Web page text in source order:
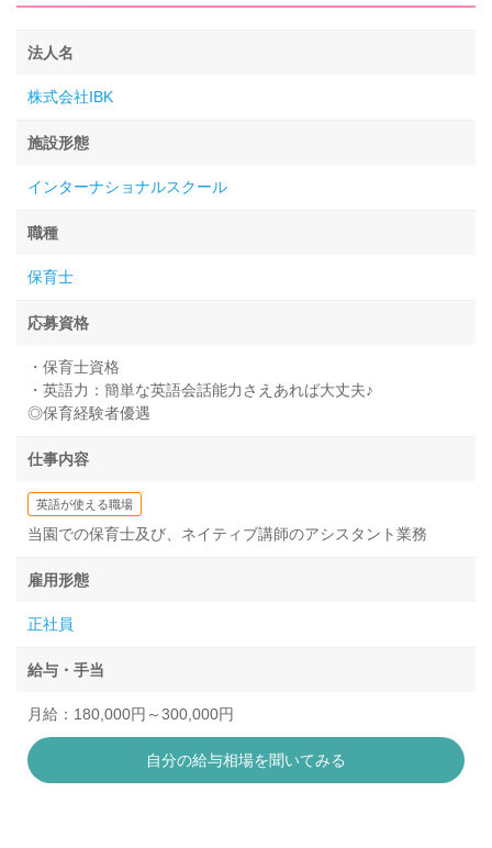
法人名
株式会社IBK
施設形態
インターナショナルスクール
職種
保育士
応募資格
・保育士資格
・英語力：簡単な英語会話能力さえあれば大丈夫♪
◎保育経験者優遇
仕事内容
英語が使える職場
当園での保育士及び、ネイティブ講師のアシスタント業務
雇用形態
正社員
給与・手当
月給：180,000円～300,000円
自分の給与相場を聞いてみる